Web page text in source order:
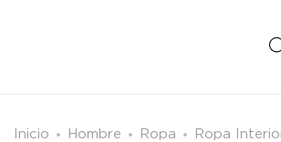
Inicio Hombre Ropa Ropa